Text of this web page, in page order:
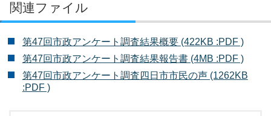
関連ファイル
第47回市政アンケート調査結果概要 (422KB :PDF )
第47回市政アンケート調査結果報告書 (4MB :PDF )
第47回市政アンケート調査四日市市民の声 (1262KB
:PDF )